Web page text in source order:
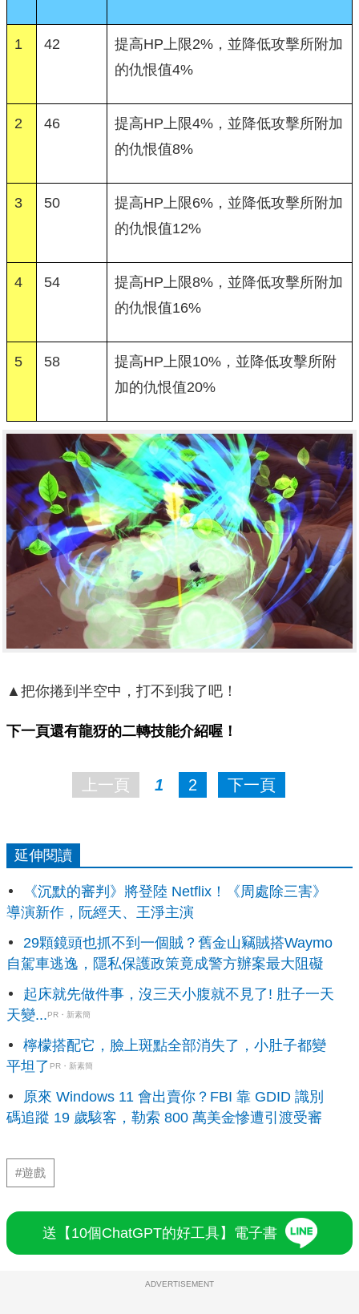
1 42
提高HP上限2%，並降低攻擊所附加
的仇恨值4%
2 46
提高HP上限4%，並降低攻擊所附加
的仇恨值8%
3 50
提高HP上限6%，並降低攻擊所附加
的仇恨值12%
4 54
提高HP上限8%，並降低攻擊所附加
的仇恨值16%
5 58
提高HP上限10%，並降低攻擊所附
加的仇恨值20%
▲把你捲到半空中，打不到我了吧！
下一頁還有龍犽的二轉技能介紹喔！
上一頁 1 2 下一頁
延伸閱讀
《沉默的審判》將登陸 Netflix！《周處除三害》
導演新作，阮經天、王淨主演
29顆鏡頭也抓不到一個賊？舊金山竊賊搭Waymo
自駕車逃逸，隱私保護政策竟成警方辦案最大阻礙
起床就先做件事，沒三天小腹就不見了! 肚子一天
天變...PR・新素簡
檸檬搭配它，臉上斑點全部消失了，小肚子都變
平坦了 PR・新素簡
原來 Windows 11 會出賣你？FBI 靠 GDID 識別
碼追蹤 19 歲駭客，勒索 800 萬美金慘遭引渡受審
#遊戲
送【10個ChatGPT的好工具】電子書
ADVERTISEMENT